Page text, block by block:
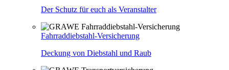
Der Schutz für euch als Veranstalter
Fahrraddiebstahl-Versicherung
Deckung von Diebstahl und Raub